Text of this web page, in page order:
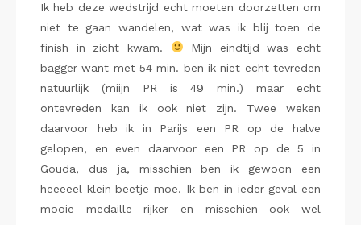
Ik heb deze wedstrijd echt moeten doorzetten om
niet te gaan wandelen, wat was ik blij toen de
finish in zicht kwam.
Mijn eindtijd was echt
bagger want met 54 min. ben ik niet echt tevreden
natuurlijk (miijn PR is 49 min.) maar echt
ontevreden kan ik ook niet zijn. Twee weken
daarvoor heb ik in Parijs een PR op de halve
gelopen, en even daarvoor een PR op de 5 in
Gouda, dus ja, misschien ben ik gewoon een
heeeeel klein beetje moe. Ik ben in ieder geval een
mooie medaille rijker en misschien ook wel